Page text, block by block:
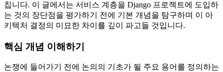
칩니다. 이 글에서는 서비스 계층을 Django 프로젝트에 도입하
는 것의 장단점을 평가하기 전에 기본 개념을 탐구하며 이 아
키텍처 결정의 미묘한 차이를 깊이 파고들 것입니다.
핵심 개념 이해하기
논쟁에 들어가기 전에 논의의 기초가 될 주요 용어를 정의하는